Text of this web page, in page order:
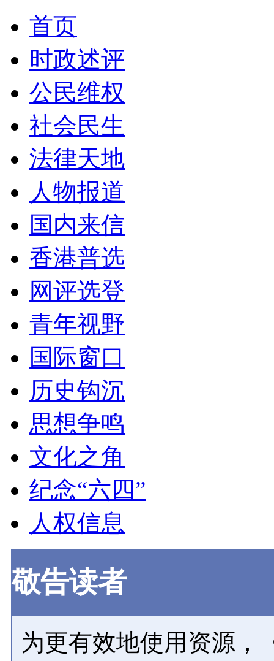
首页
时政述评
公民维权
社会民生
法律天地
人物报道
国内来信
香港普选
网评选登
青年视野
国际窗口
历史钩沉
思想争鸣
文化之角
纪念“六四”
人权信息
敬告读者
为更有效地使用资源，